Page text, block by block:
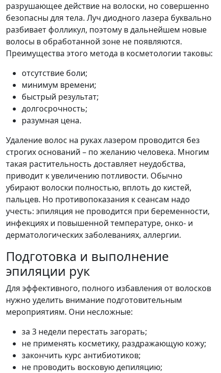
разрушающее действие на волоски, но совершенно
безопасны для тела. Луч диодного лазера буквально
разбивает фолликул, поэтому в дальнейшем новые
волосы в обработанной зоне не появляются.
Преимущества этого метода в косметологии таковы:
отсутствие боли;
минимум времени;
быстрый результат;
долгосрочность;
разумная цена.
Удаление волос на руках лазером проводится без
строгих оснований – по желанию человека. Многим
такая растительность доставляет неудобства,
приводит к увеличению потливости. Обычно
убирают волоски полностью, вплоть до кистей,
пальцев. Но противопоказания к сеансам надо
учесть: эпиляция не проводится при беременности,
инфекциях и повышенной температуре, онко- и
дерматологических заболеваниях, аллергии.
Подготовка и выполнение
эпиляции рук
Для эффективного, полного избавления от волосков
нужно уделить внимание подготовительным
мероприятиям. Они несложные:
за 3 недели перестать загорать;
не применять косметику, раздражающую кожу;
закончить курс антибиотиков;
не проводить восковую депиляцию;